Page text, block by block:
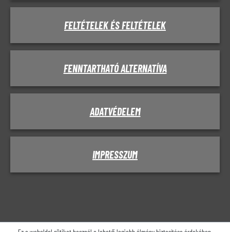
FELTÉTELEK ÉS FELTÉTELEK
FENNTARTHATÓ ALTERNATÍVA
ADATVÉDELEM
IMPRESSZUM